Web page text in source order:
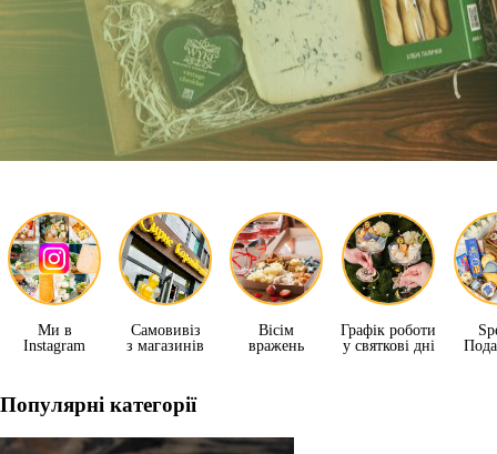
Ми в
Instagram
Самовивіз
з магазинів
Вісім
вражень
Графік роботи
у святкові дні
Популярні категорії